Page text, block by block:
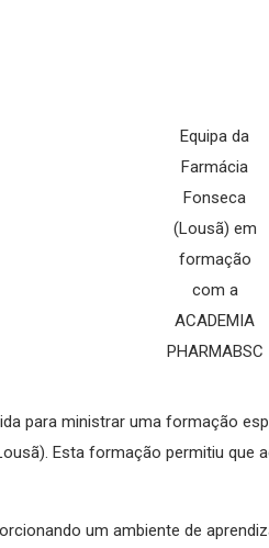
Equipa da
Farmácia
Fonseca
(Lousã) em
formação
com a
ACADEMIA
PHARMABSC
para ministrar uma formação
Esta formação permitiu
um ambiente de